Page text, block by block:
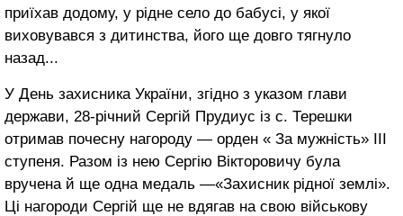
приїхав додому, у рідне село до бабусі, у якої
виховувався з дитинства, його ще довго тягнуло
назад...
У День захисника України, згідно з указом глави
держави, 28-річний Сергій Прудиус із с. Терешки
отримав почесну нагороду — орден « За мужність» ІІІ
ступеня. Разом із нею Сергію Вікторовичу була
вручена й ще одна медаль —«Захисник рідної землі».
Ці нагороди Сергій ще не вдягав на свою військову